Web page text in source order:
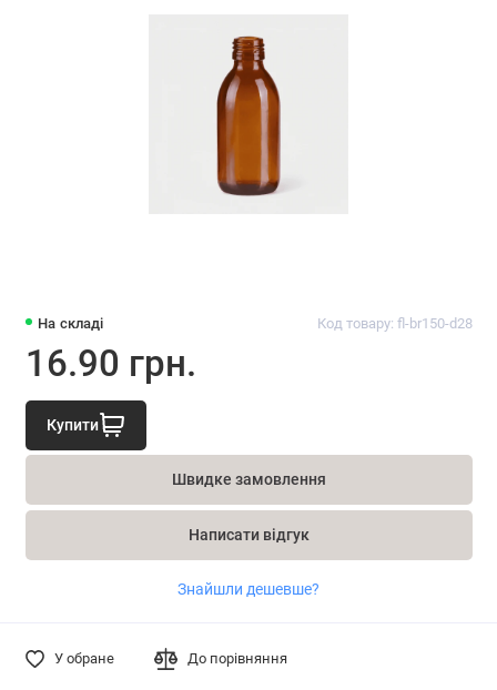
На складі Код товару: fl-br150-d28
16.90 грн.
Купити
Швидке замовлення
Написати відгук
Знайшли дешевше?
У обране До порівняння